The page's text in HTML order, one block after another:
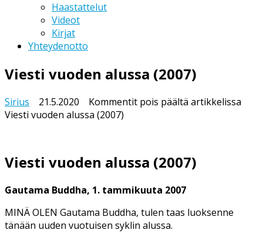
Haastattelut
Videot
Kirjat
Yhteydenotto
Viesti vuoden alussa (2007)
Sirius 21.5.2020 Kommentit pois päältä artikkelissa
Viesti vuoden alussa (2007)
Viesti vuoden alussa (2007)
Gautama Buddha, 1. tammikuuta 2007
MINÄ OLEN Gautama Buddha, tulen taas luoksenne
tänään uuden vuotuisen syklin alussa.